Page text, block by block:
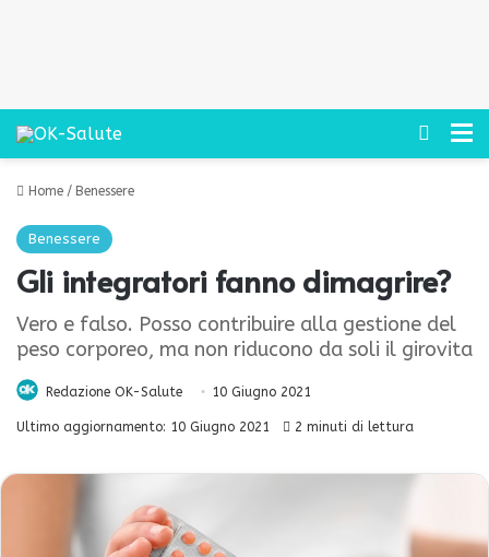
Cerca
Home / Benessere
Benessere
Gli integratori fanno dimagrire?
Vero e falso. Posso contribuire alla gestione del
peso corporeo, ma non riducono da soli il girovita
Redazione OK-Salute 10 Giugno 2021
Ultimo aggiornamento: 10 Giugno 2021 2 minuti di lettura